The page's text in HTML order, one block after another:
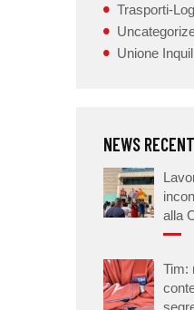
Trasporti-
Unione
NEWS
alla
Tim: